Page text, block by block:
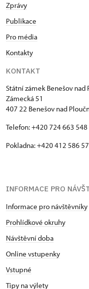
Zprávy
Publikace
Pro média
Kontakty
KONTAKT
Státní zámek Benešov nad
Zámecká 51
407 22 Benešov nad
Telefon: +420 724 663 548
Pokladna: +420 412 586
INFORMACE PRO
Informace pro návštěvníky
Prohlídkové okruhy
Návštěvní doba
Online vstupenky
Vstupné
Tipy na výlety